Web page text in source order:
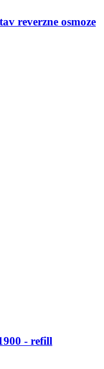
reverzne osmoze
-​ refill